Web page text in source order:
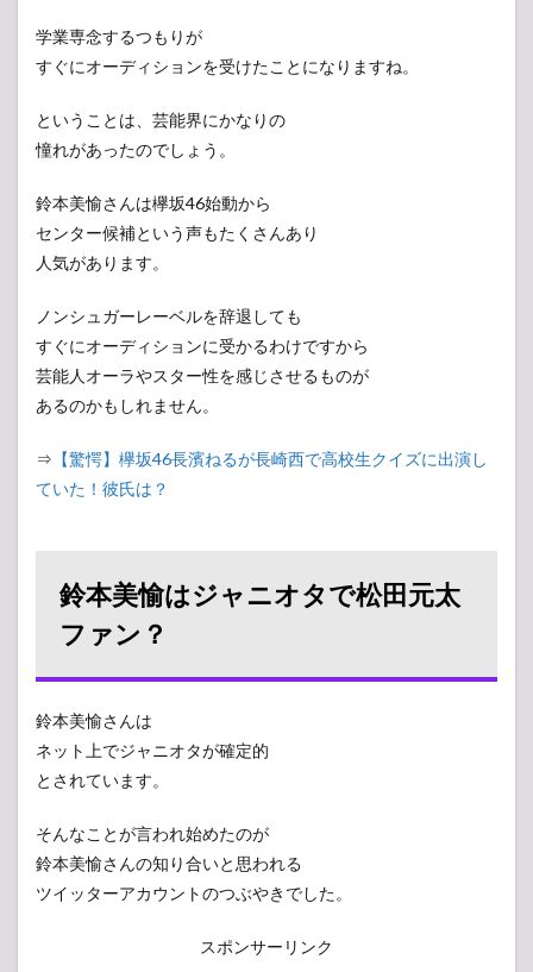
学業専念するつもりが
すぐにオーディションを受けたことになりますね。
ということは、芸能界にかなりの
憧れがあったのでしょう。
鈴本美愉さんは欅坂46始動から
センター候補という声もたくさんあり
人気があります。
ノンシュガーレーベルを辞退しても
すぐにオーディションに受かるわけですから
芸能人オーラやスター性を感じさせるものが
あるのかもしれません。
⇒ 【驚愕】欅坂46長濱ねるが長崎西で高校生クイズに出演し
ていた！彼氏は？
鈴本美愉はジャニオタで松田元太
ファン？
鈴本美愉さんは
ネット上でジャニオタが確定的
とされています。
そんなことが言われ始めたのが
鈴本美愉さんの知り合いと思われる
ツイッターアカウントのつぶやきでした。
スポンサーリンク